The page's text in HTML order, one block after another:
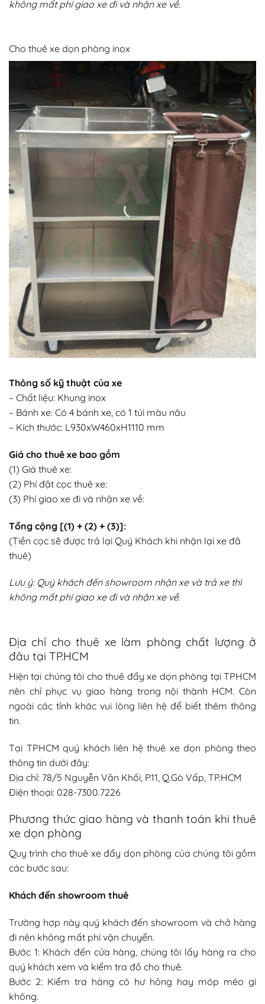
không mất phí giao xe đi và nhận xe về.
Cho thuê xe dọn phòng inox
Thông số kỹ thuật của xe
– Chất liệu: Khung inox
– Bánh xe: Có 4 bánh xe, có 1 túi màu nâu
– Kích thước: L930xW460xH1110 mm
Giá cho thuê xe bao gồm
(1) Giá thuê xe:
(2) Phí đặt cọc thuê xe:
(3) Phí giao xe đi và nhận xe về:
Tổng cộng [(1) + (2) + (3)]:
(Tiền cọc sẽ được trả lại Quý Khách khi nhận lại xe đã
thuê)
Lưu ý: Quý khách đến showroom nhận xe và trả xe thì
không mất phí giao xe đi và nhận xe về.
Địa chỉ cho thuê xe làm phòng chất lượng ở
đâu tại TP.HCM
Hiện tại chúng tôi cho thuê đẩy xe dọn phòng tại TPHCM
nên chỉ phục vụ giao hàng trong nội thành HCM. Còn
ngoài các tỉnh khác vui lòng liên hệ để biết thêm thông
tin.
Tại TPHCM quý khách liên hệ thuê xe dọn phòng theo
thông tin dưới đây:
Địa chỉ: 78/5 Nguyễn Văn Khối, P.11, Q.Gò Vấp, TP.HCM
Điện thoại: 028-7300.7226
Phương thức giao hàng và thanh toán khi thuê
xe dọn phòng
Quy trình cho thuê xe đẩy dọn phòng của chúng tôi gồm
các bước sau:
Khách đến showroom thuê
Trường hợp này quý khách đến showroom và chở hàng
đi nên không mất phí vận chuyển.
Bước 1: Khách đến cửa hàng, chúng tôi lấy hàng ra cho
quý khách xem và kiểm tra đồ cho thuê.
Bước 2: Kiểm tra hàng có hư hỏng hay móp méo gì
không.